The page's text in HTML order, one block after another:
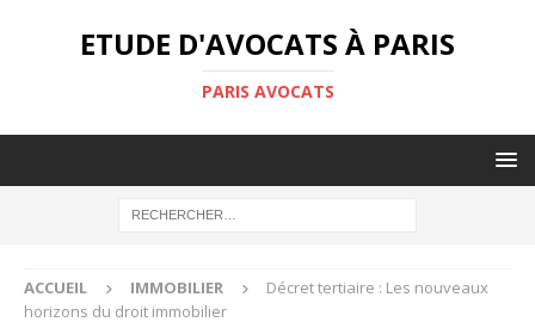
ETUDE D'AVOCATS À PARIS
PARIS AVOCATS
ACCUEIL IMMOBILIER
Décret tertiaire : Les nouveaux
horizons du droit immobilier